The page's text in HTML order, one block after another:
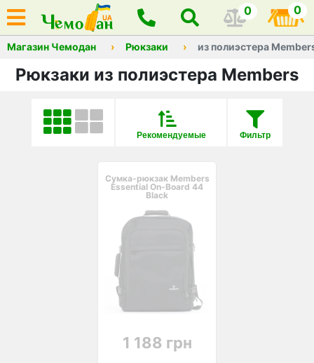
0 0
Магазин Чемодан Рюкзаки из полиэстера
Рюкзаки из полиэстера Members
Фильтр
Рекомендуемые
Сумка-рюкзак Members
Essential On-Board 44
Black
1 188 грн